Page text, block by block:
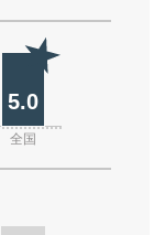
5.0
全国